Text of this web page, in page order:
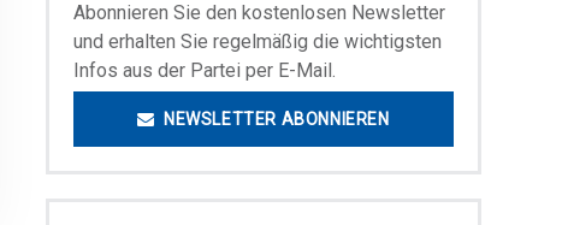
Abonnieren Sie den kostenlosen Newsletter
und erhalten Sie regelmäßig die wichtigsten
Infos aus der Partei per E-Mail.
NEWSLETTER ABONNIEREN